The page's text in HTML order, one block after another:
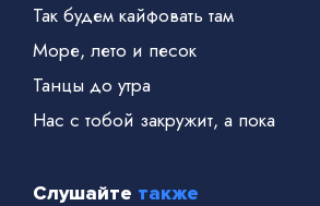
Так будем кайфовать там
Море, лето и песок
Танцы до утра
Нас с тобой закружит, а пока
Слушайте также